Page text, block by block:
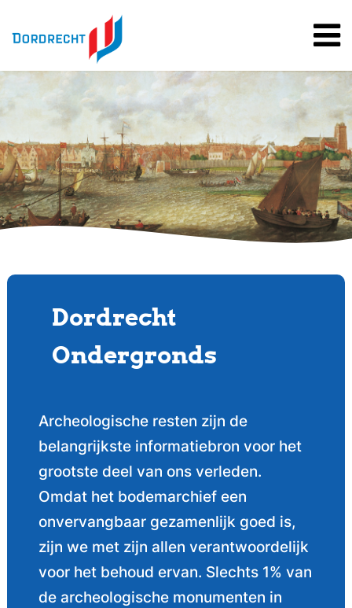
naar
Dordrecht
Ondergronds
Archeologische resten zijn de
belangrijkste informatiebron voor het
grootste deel van ons verleden.
Omdat het bodemarchief een
onvervangbaar gezamenlijk goed is,
zijn we met zijn allen verantwoordelijk
voor het behoud ervan. Slechts 1% van
de archeologische monumenten in